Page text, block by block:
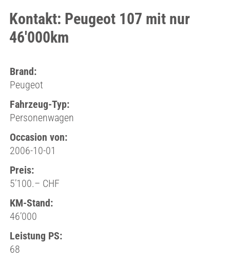
Kontakt: Peugeot 107 mit nur
46'000km
Brand:
Peugeot
Fahrzeug-Typ:
Personenwagen
Occasion von:
2006-10-01
Preis:
5’100.– CHF
KM-Stand:
46’000
Leistung PS:
68